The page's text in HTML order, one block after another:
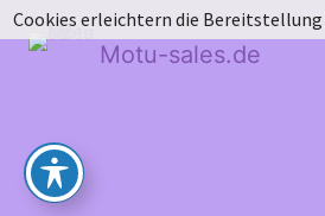
Motu-sales.de
Cookies erleichtern die Bereitstellung